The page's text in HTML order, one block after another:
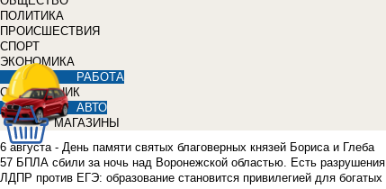
ПОЛИТИКА
ПРОИСШЕСТВИЯ
СПОРТ
ЭКОНОМИКА
РАБОТА
СПРАВОЧНИК
АВТО
МАГАЗИНЫ
6 августа - День памяти святых благоверных князей Бориса и Глеба
57 БПЛА сбили за ночь над Воронежской областью. Есть разрушения
ЛДПР против ЕГЭ: образование становится привилегией для богатых